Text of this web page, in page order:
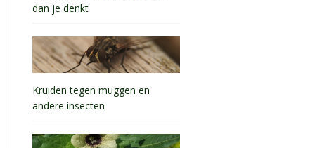
dan je denkt
Kruiden tegen muggen en
andere insecten